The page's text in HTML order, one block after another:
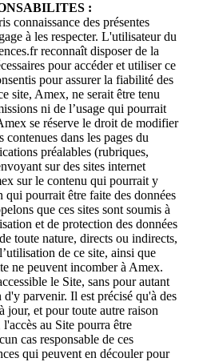
:
connaissance des présentes
à les respecter. L'utilisateur du
reconnaît disposer de la
pour accéder et utiliser ce
pour assurer la fiabilité des
site, Amex, ne serait être tenu
ni de l’usage qui pourrait
se réserve le droit de modifier
dans les pages du
préalables (rubriques,
sur des sites internet
sur le contenu qui pourrait y
qui pourrait être faite des données
que ces sites sont soumis à
et de protection des données
toute nature, directs ou indirects,
de ce site, ainsi que
ne peuvent incomber à Amex.
le Site, sans pour autant
parvenir. Il est précisé qu'à des
jour, et pour toute autre raison
au Site pourra être
cas responsable de ces
qui peuvent en découler pour